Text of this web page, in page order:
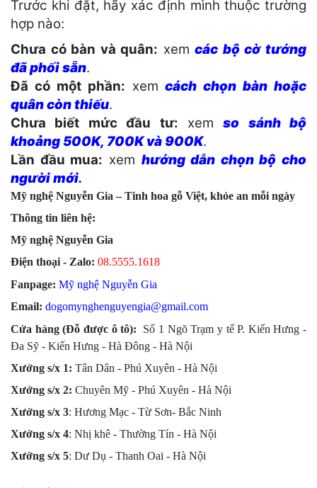
Trước khi đặt, hãy xác định mình thuộc trường
hợp nào:
Chưa có bàn và quân: xemcác bộ cờ tướng
đã phối sẵn.
Đã có một phần: xemcách chọn bàn hoặc
quân còn thiếu.
Chưa biết mức đầu tư: xemso sánh bộ
khoảng 500K, 700K và 900K.
Lần đầu mua: xem hướng dẫn chọn bộ cho
người mới.
Mỹ nghệ Nguyễn Gia – Tinh hoa gỗ Việt, khỏe an mỗi ngày
Thông tin liên hệ:
Mỹ nghệ Nguyễn Gia
Điện thoại - Zalo: 08.5555.1618
Fanpage: Mỹ nghệ Nguyễn Gia
Email: dogomynghenguyengia@gmail.com
Cửa hàng (Đỗ được ô tô):
Số 1 Ngõ Trạm y tế P. Kiến Hưng -
Đa Sỹ - Kiến Hưng - Hà Đông - Hà Nội
Xưởng s/x 1: Tân Dân - Phú Xuyên - Hà Nội
Xưởng s/x 2: Chuyên Mỹ - Phú Xuyên - Hà Nội
Xưởng s/x 3: Hương Mạc - Từ Sơn- Bắc Ninh
Xưởng s/x 4: Nhị khê - Thường Tín - Hà Nội
Xưởng s/x 5: Dư Dụ - Thanh Oai - Hà Nội